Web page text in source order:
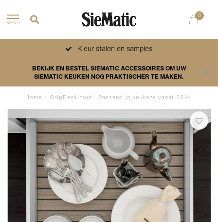
MENU
0
Kleur stalen en samples
BEKIJK EN BESTEL SIEMATIC ACCESSOIRES OM UW
SIEMATIC KEUKEN NOG PRAKTISCHER TE MAKEN.
Home GripDeck hout. ,Passend in keukens vanaf 2014